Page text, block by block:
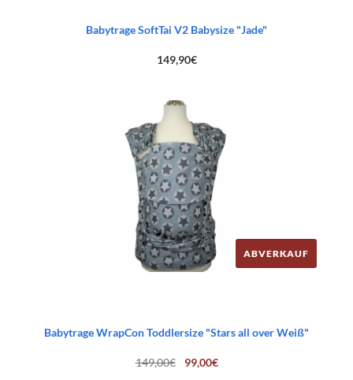
Babytrage SoftTai V2 Babysize "Jade"
149,90€
ABVERKAUF
Babytrage WrapCon Toddlersize "Stars all over Weiß"
149,00€
Ursprünglicher
Preis
99,00€Aktueller